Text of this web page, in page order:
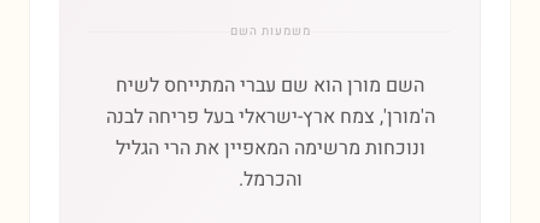
משמעות השם
השם מורן הוא שם עברי המתייחס לשיח
ה'מורן', צמח ארץ-ישראלי בעל פריחה לבנה
ונוכחות מרשימה המאפיין את הרי הגליל
והכרמל.